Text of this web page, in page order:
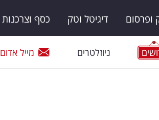
ופרסום דיגיטל וטק כסף וצרכנות
ניוזלטרים מייל אדום